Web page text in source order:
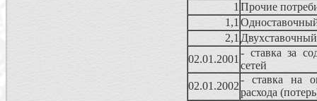
1 Прочие
1,1
2,1
02.01.2001
- ставка за
сетей
02.01.2002
- ставка на
расхода